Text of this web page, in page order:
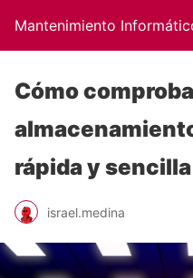
Mantenimiento
Cómo
rápida y sencilla
israel.medina